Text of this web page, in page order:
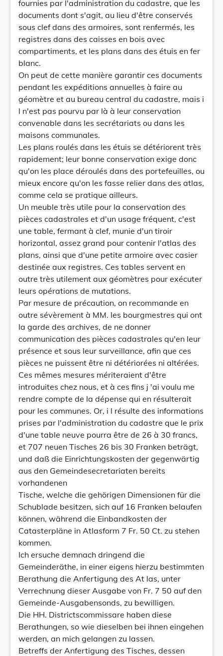
fournies par l'administration du cadastre, que les
documents dont s'agit, au lieu d'être conservés
sous clef dans des armoires, sont renfermés, les
registres dans des caisses en bois avec
compartiments, et les plans dans des étuis en fer
blanc.
On peut de cette manière garantir ces documents
pendant les expéditions annuelles à faire au
géomètre et au bureau central du cadastre, mais i
l n'est pas pourvu par là à leur conservation
convenable dans les secrétariats ou dans les
maisons communales.
Les plans roulés dans les étuis se détériorent très
rapidement; leur bonne conservation exige donc
qu'on les place déroulés dans des portefeuilles, ou
mieux encore qu'on les fasse relier dans des atlas,
comme cela se pratique ailleurs.
Un meuble très utile pour la conservation des
pièces cadastrales et d'un usage fréquent, c'est
une table, fermant à clef, munie d'un tiroir
horizontal, assez grand pour contenir l'atlas des
plans, ainsi que d'une petite armoire avec casier
destinée aux registres. Ces tables servent en
outre très utilement aux géomètres pour exécuter
leurs opérations de mutations.
Par mesure de précaution, on recommande en
outre sévèrement à MM. les bourgmestres qui ont
la garde des archives, de ne donner
communication des pièces cadastrales qu'en leur
présence et sous leur surveillance, afin que ces
pièces ne puissent être ni détériorées ni altérées.
Ces mêmes mesures mériteraient d'être
introduites chez nous, et à ces fins j 'ai voulu me
rendre compte de la dépense qui en résulterait
pour les communes. Or, i l résulte des informations
prises par l'administration du cadastre que le prix
d'une table neuve pourra être de 26 à 30 francs,
et 707 neuen Tisches 26 bis 30 Franken beträgt,
und daß die Einrichtungskosten der gegenwärtig
aus den Gemeindesecretariaten bereits
vorhandenen
Tische, welche die gehörigen Dimensionen für die
Schublade besitzen, sich auf 16 Franken belaufen
können, während die Einbandkosten der
Catasterpläne in Atlasform 7 Fr. 50 Ct. zu stehen
kommen.
Ich ersuche demnach dringend die
Gemeinderäthe, in einer eigens hierzu bestimmten
Berathung die Anfertigung des At las, unter
Verrechnung dieser Ausgabe von Fr. 7 50 auf den
Gemeinde-Ausgabensonds, zu bewilligen.
Die HH. Districtscommissare haben diese
Berathungen, so wie dieselben bei ihnen eingehen
werden, an mich gelangen zu lassen.
Betreffs der Anfertigung des Tisches, dessen